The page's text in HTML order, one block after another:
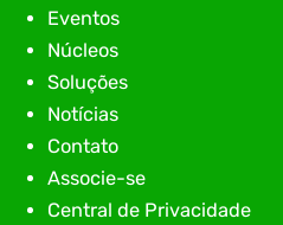
Eventos
Núcleos
Soluções
Notícias
Contato
Associe-se
Central de Privacidade